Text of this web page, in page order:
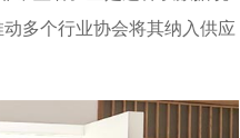
多个行业协会将其纳入供应